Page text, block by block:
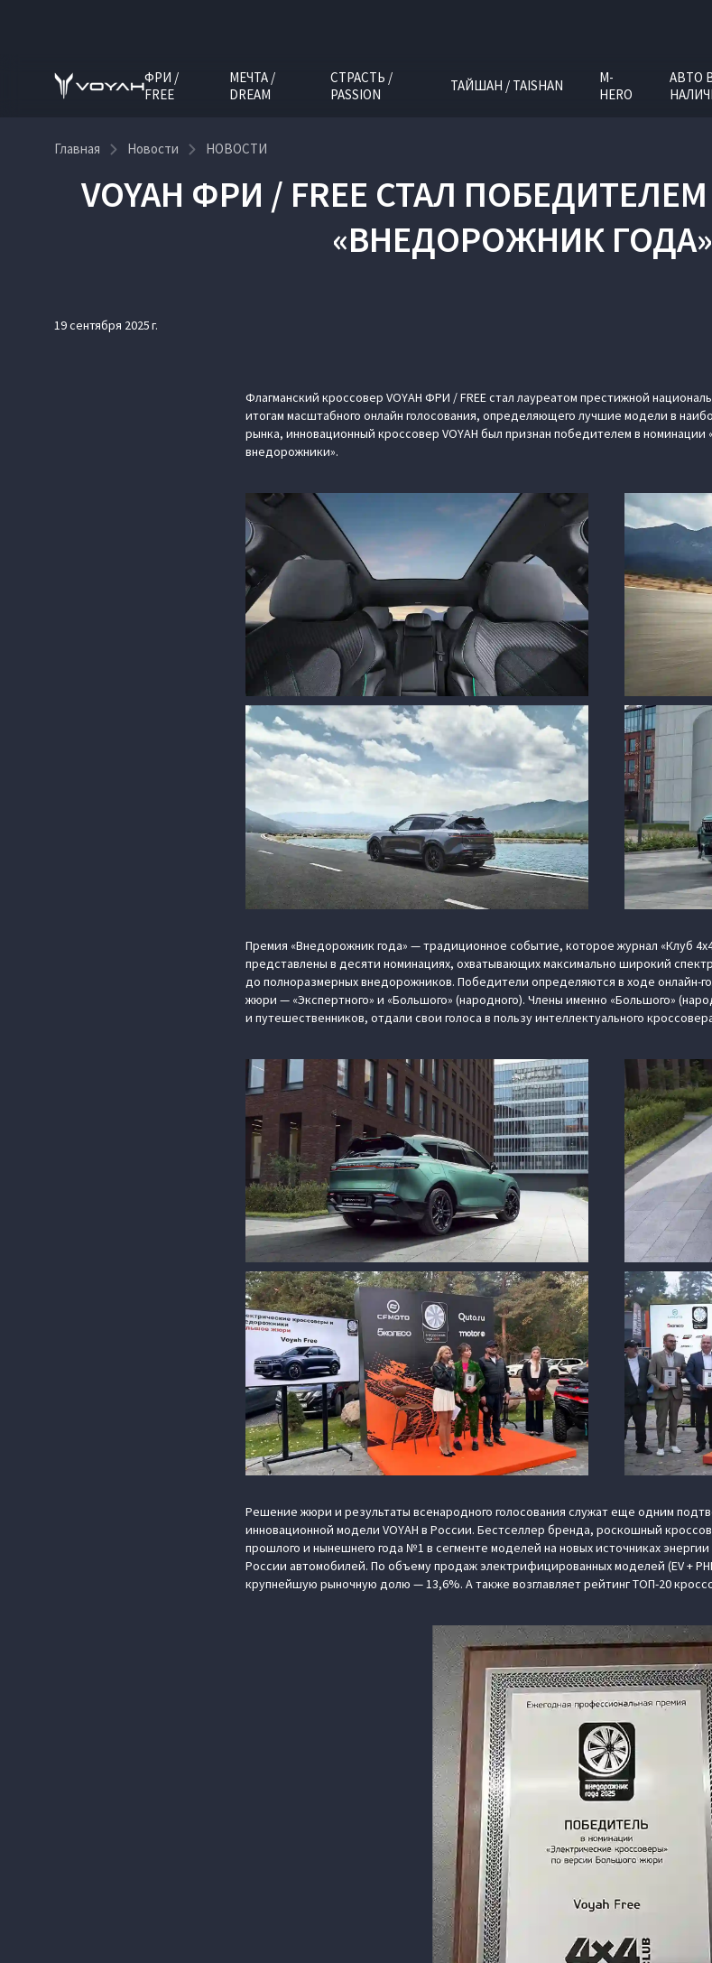
ФРИ /
FREE
МЕЧТА /
DREAM
СТРАСТЬ /
PASSION
ТАЙШАН / TAISHAN
M-
HERO
АВТО
Главная Новости НОВОСТИ
VOYAH ФРИ / FREE СТАЛ
«ВНЕДОРОЖНИК
19 сентября 2025 г.
Флагманский кроссовер VOYAH ФРИ / FREE стал лауреатом престижной
итогам масштабного онлайн голосования, определяющего лучшие модели в
рынка, инновационный кроссовер VOYAH был признан победителем в
внедорожники».
Премия «Внедорожник года» — традиционное событие, которое журнал «Клуб
представлены в десяти номинациях, охватывающих максимально широкий
до полноразмерных внедорожников. Победители определяются в ходе онлайн-
жюри — «Экспертного» и «Большого» (народного). Члены именно «Большого»
и путешественников, отдали свои голоса в пользу интеллектуального кроссовера
Решение жюри и результаты всенародного голосования служат еще одним
инновационной модели VOYAH в России. Бестселлер бренда, роскошный
прошлого и нынешнего года №1 в сегменте моделей на новых источниках
России автомобилей. По объему продаж электрифицированных моделей (EV +
крупнейшую рыночную долю — 13,6%. А также возглавляет рейтинг ТОП-20